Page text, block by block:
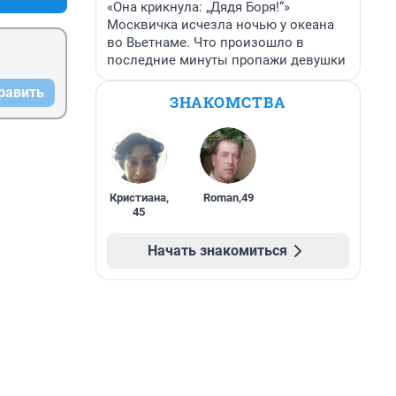
«Она крикнула: „Дядя Боря!“»
Москвичка исчезла ночью у океана
во Вьетнаме. Что произошло в
последние минуты пропажи девушки
ЗНАКОМСТВА
Кристиана,
45
Roman,49
Начать знакомиться